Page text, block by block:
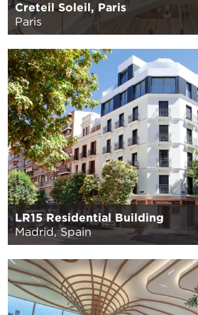
Creteil Soleil, Paris
Paris
LR15 Residential Building
Madrid, Spain